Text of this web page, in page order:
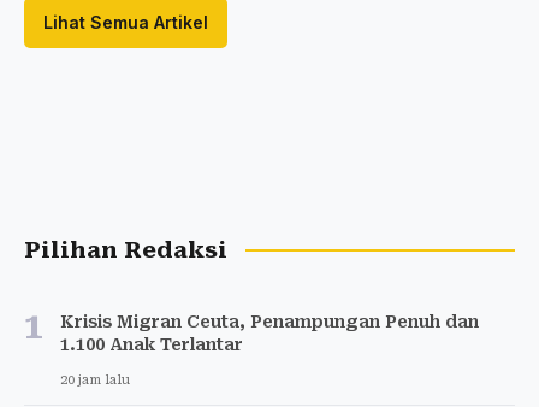
Lihat Semua Artikel
Pilihan Redaksi
1
Krisis Migran Ceuta, Penampungan Penuh dan
1.100 Anak Terlantar
20 jam lalu